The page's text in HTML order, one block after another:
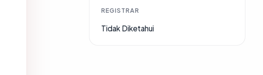
REGISTRAR
Tidak Diketahui